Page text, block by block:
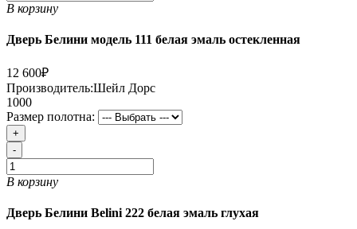
В корзину
Дверь Белини модель 111 белая эмаль остекленная
12 600₽
Производитель:Шейл Дорс
1000
Размер полотна:
+
-
В корзину
Дверь Белини Belini 222 белая эмаль глухая